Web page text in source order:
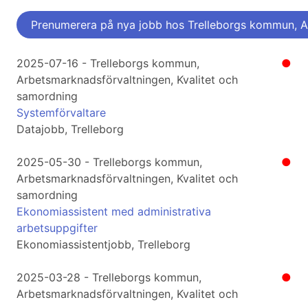
Prenumerera på nya jobb hos Trelleborgs
●
2025-07-16 - Trelleborgs kommun,
Arbetsmarknadsförvaltningen, Kvalitet och
samordning
Systemförvaltare
Datajobb, Trelleborg
●
2025-05-30 - Trelleborgs kommun,
Arbetsmarknadsförvaltningen, Kvalitet och
samordning
Ekonomiassistent med administrativa
arbetsuppgifter
Ekonomiassistentjobb, Trelleborg
●
2025-03-28 - Trelleborgs kommun,
Arbetsmarknadsförvaltningen, Kvalitet och